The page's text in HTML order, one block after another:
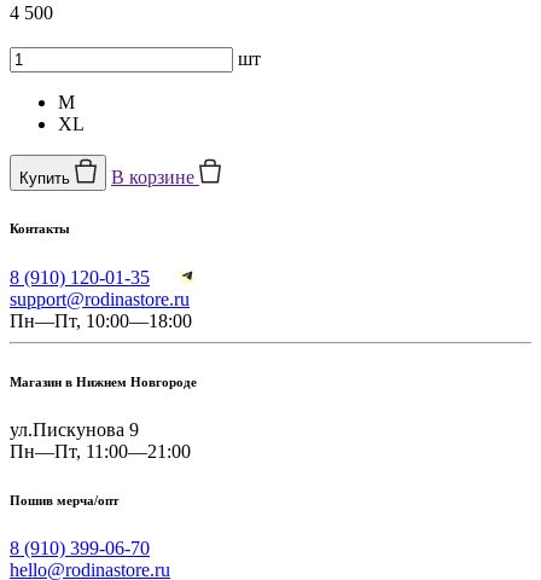
4 500
шт
M
XL
Купить В корзине
Контакты
8 (910) 120-01-35
support@rodinastore.ru
Пн—Пт, 10:00—18:00
Магазин в Нижнем Новгороде
ул.Пискунова 9
Пн—Пт, 11:00—21:00
Пошив мерча/опт
8 (910) 399-06-70
hello@rodinastore.ru